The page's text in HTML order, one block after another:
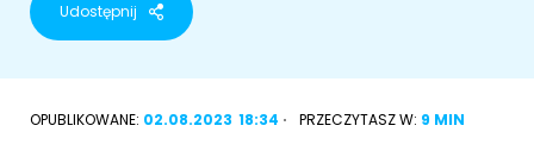
RASY PSÓW
Udostępnij
OPUBLIKOWANE: 02.08.2023 18:34 PRZECZYTASZ W: 9 MIN